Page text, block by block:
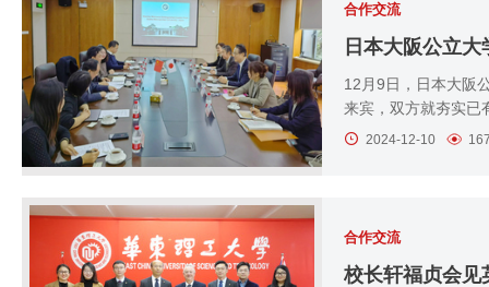
合作交流
日本大阪公立
12月9日，日本大阪
来宾，双方就夯实已
2024-12-10
合作交流
校长轩福贞会见